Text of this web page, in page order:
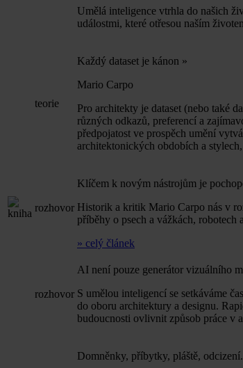
Umělá inteligence vtrhla do našich
událostmi, které otřesou naším
teorie
Každý dataset je kánon »
Mario Carpo
Pro architekty je dataset (nebo také
různých odkazů, preferencí a
předpojatost ve prospěch umění
architektonických obdobích a
rozhovor
Klíčem k novým nástrojům je
Historik a kritik Mario Carpo nás v
příběhy o psech a vážkách, robotech
» celý článek
rozhovor
AI není pouze generátor vizuálního
S umělou inteligencí se setkáváme
do oboru architektury a designu.
budoucnosti ovlivnit způsob práce v
Domněnky, příbytky, pláště,